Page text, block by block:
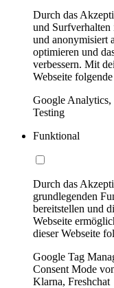
Durch das
und Surfverhalten
und anonymisiert
optimieren und
verbessern. Mit
Webseite
Google
Testing
Funktional
Durch das
grundlegenden
bereitstellen und
Webseite
dieser Webseite
Google Tag
Consent Mode
Klarna, Freshchat